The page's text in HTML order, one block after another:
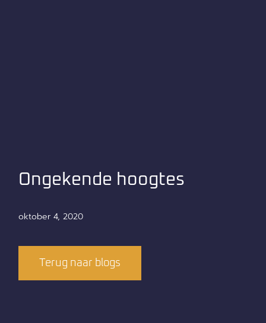
Ongekende hoogtes
oktober 4, 2020
Terug naar blogs